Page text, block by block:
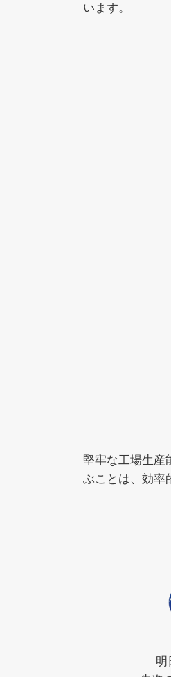
います。
堅牢な工場生産
ぶことは、効率
明